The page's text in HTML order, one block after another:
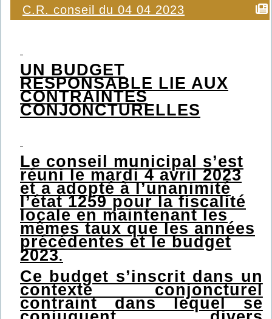
C.R. conseil du 04 04 2023
UN BUDGET
RESPONSABLE LIE AUX
CONTRAINTES
CONJONCTURELLES
Le conseil municipal s’est
réuni le mardi 4 avril 2023
et a adopté à l’unanimité
l’état 1259 pour la fiscalité
locale en maintenant les
mêmes taux que les années
précédentes et le budget
2023.
Ce budget s’inscrit dans un
contexte conjoncturel
contraint dans lequel se